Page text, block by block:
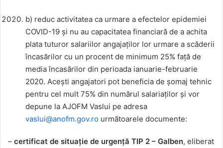
b) reduc activitatea ca urmare a efectelor epidemiei
COVID-19 și nu au capacitatea financiară de a achita
plata tuturor salariilor angajaților lor urmare a scăderii
încasărilor cu un procent de minimum 25% față de
media încasărilor din perioada ianuarie-februarie
2020. Acești angajatori pot beneficia de șomaj tehnic
pentru cel mult 75% din numărul salariaților și vor
depune la AJOFM Vaslui pe adresa
vaslui@anofm.gov.ro următoarele documente:
– certificat de situație de urgență TIP 2 – Galben, eliberat